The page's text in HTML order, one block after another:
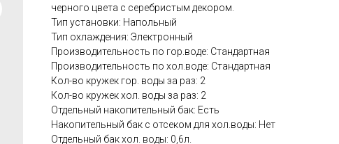
черного цвета с серебристым декором.
Тип установки: Напольный
Тип охлаждения: Электронный
Производительность по гор.воде: Стандартная
Производительность по хол.воде: Стандартная
Кол-во кружек гор. воды за раз: 2
Кол-во кружек хол. воды за раз: 2
Отдельный накопительный бак: Есть
Накопительный бак с отсеком для хол.воды: Нет
Отдельный бак хол. воды: 0,6л.